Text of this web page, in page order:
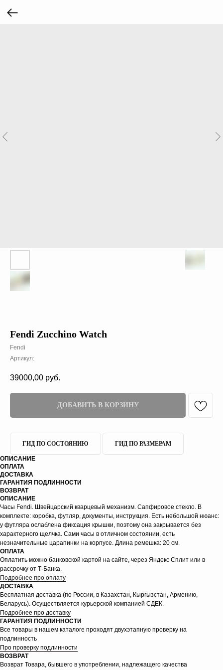
Fendi Zucchino Watch
Fendi
Артикул:
39000,00 руб.
ДОБАВИТЬ В КОРЗИНУ
ГИД ПО СОСТОЯНИЮ ГИД ПО РАЗМЕРАМ
ОПИСАНИЕ
ОПЛАТА
ДОСТАВКА
ГАРАНТИЯ ПОДЛИННОСТИ
ВОЗВРАТ
ОПИСАНИЕ
Часы Fendi. Швейцарский кварцевый механизм. Сапфировое стекло. В
комплекте: коробка, футляр, документы, инструкция. Есть небольшой нюанс:
у футляра ослаблена фиксация крышки, поэтому она закрывается без
характерного щелчка. Сами часы в отличном состоянии, есть
незначительные царапинки на корпусе. Длина ремешка: 20 см.
ОПЛАТА
Оплатить можно банковской картой на сайте, через Яндекс Сплит или в
рассрочку от Т-Банка.
Подробнее про оплату
ДОСТАВКА
Бесплатная доставка (по России, в Казахстан, Кыргызстан, Армению,
Беларусь). Осуществляется курьерской компанией СДЕК.
Подробнее про доставку
ГАРАНТИЯ ПОДЛИННОСТИ
Все товары в нашем каталоге проходят двухэтапную проверку на
подлинность
Про проверку подлинности
ВОЗВРАТ
Возврат Товара, бывшего в употреблении, надлежащего качества